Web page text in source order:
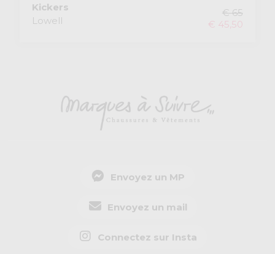
Kickers
Lowell
€ 65
€ 45,50
Envoyez un MP
Envoyez un mail
Connectez sur Insta